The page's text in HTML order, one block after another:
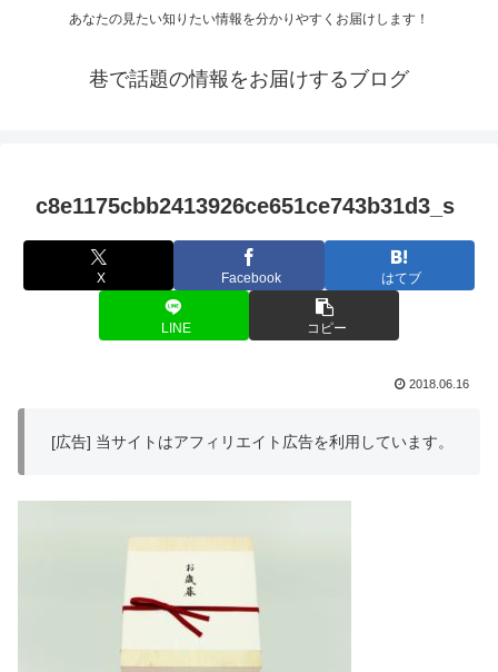
あなたの見たい知りたい情報を分かりやすくお届けします！
巷で話題の情報をお届けするブログ
c8e1175cbb2413926ce651ce743b31d3_s
X Facebook はてブ
LINE コピー
2018.06.16
[広告] 当サイトはアフィリエイト広告を利用しています。